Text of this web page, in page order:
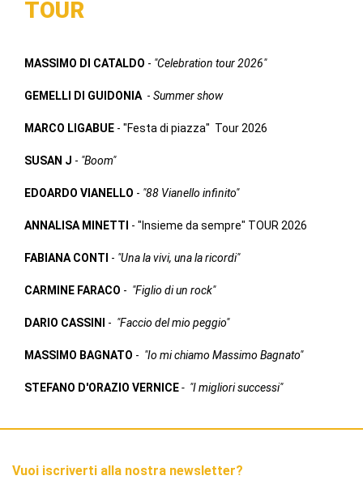
TOUR
MASSIMO DI CATALDO - "Celebration tour 2026"
GEMELLI DI GUIDONIA - Summer show
MARCO LIGABUE - "Festa di piazza" Tour 2026
SUSAN J - "Boom"
EDOARDO VIANELLO - "88 Vianello infinito"
ANNALISA MINETTI - "Insieme da sempre" TOUR 2026
FABIANA CONTI - "Una la vivi, una la ricordi"
CARMINE FARACO - "Figlio di un rock"
DARIO CASSINI - "Faccio del mio peggio"
MASSIMO BAGNATO - "Io mi chiamo Massimo Bagnato"
STEFANO D'ORAZIO VERNICE- "I migliori successi"
Vuoi iscriverti alla nostra newsletter?